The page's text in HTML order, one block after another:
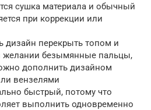
сушка материала и обычный
при коррекции или
дизайн перекрыть топом и
желании безымянные пальцы,
дополнить дизайном
вензелями
быстрый, потому что
выполнить одновременно